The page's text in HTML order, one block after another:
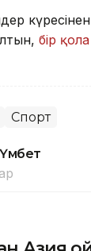
бір
Спорт
Үмбет